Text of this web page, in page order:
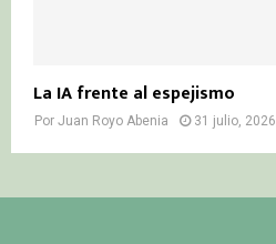
La IA frente al espejismo
Por Juan Royo Abenia 31 julio, 2026